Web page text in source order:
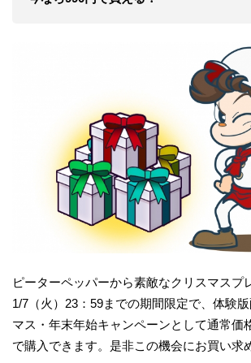
ピーターペッパーから素敵なクリスマスプ
1/7（火）23：59までの期間限定で、体験
マス・年末年始キャンペーンとして通常価
で購入できます。是非この機会にお買い求